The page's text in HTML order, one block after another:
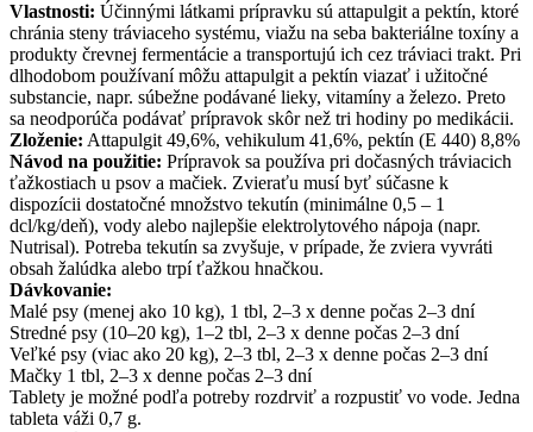
Vlastnosti: Účinnými látkami prípravku sú attapulgit a pektín, ktoré
chránia steny tráviaceho systému, viažu na seba bakteriálne toxíny a
produkty črevnej fermentácie a transportujú ich cez tráviaci trakt. Pri
dlhodobom používaní môžu attapulgit a pektín viazať i užitočné
substancie, napr. súbežne podávané lieky, vitamíny a železo. Preto
sa neodporúča podávať prípravok skôr než tri hodiny po medikácii.
Zloženie: Attapulgit 49,6%, vehikulum 41,6%, pektín (E 440) 8,8%
Návod na použitie: Prípravok sa používa pri dočasných tráviacich
ťažkostiach u psov a mačiek. Zvieraťu musí byť súčasne k
dispozícii dostatočné množstvo tekutín (minimálne 0,5 – 1
dcl/kg/deň), vody alebo najlepšie elektrolytového nápoja (napr.
Nutrisal). Potreba tekutín sa zvyšuje, v prípade, že zviera vyvráti
obsah žalúdka alebo trpí ťažkou hnačkou.
Dávkovanie:
Malé psy (menej ako 10 kg), 1 tbl, 2–3 x denne počas 2–3 dní
Stredné psy (10–20 kg), 1–2 tbl, 2–3 x denne počas 2–3 dní
Veľké psy (viac ako 20 kg), 2–3 tbl, 2–3 x denne počas 2–3 dní
Mačky 1 tbl, 2–3 x denne počas 2–3 dní
Tablety je možné podľa potreby rozdrviť a rozpustiť vo vode. Jedna
tableta váži 0,7 g.